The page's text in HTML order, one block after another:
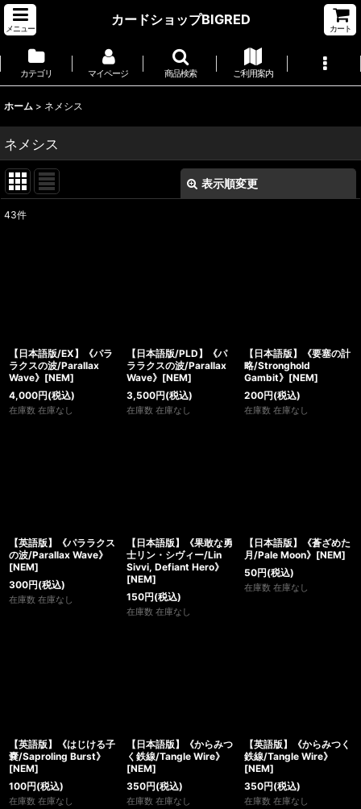
メニュー
カードショップBIGRED
カート
カテゴリ マイページ 商品検索 ご利用案内
ホーム > ネメシス
ネメシス
表示順変更
絞り込む
43件
【日本語版/EX】《パラ
ラクスの波/Parallax
Wave》[NEM]
4,000円(税込)
在庫数 在庫なし
【日本語版/PLD】《パ
ララクスの波/Parallax
Wave》[NEM]
3,500円(税込)
在庫数 在庫なし
【日本語版】《要塞の計
略/Stronghold
Gambit》[NEM]
200円(税込)
在庫数 在庫なし
【英語版】《パララクス
の波/Parallax Wave》
[NEM]
300円(税込)
在庫数 在庫なし
【日本語版】《果敢な勇
士リン・シヴィー/Lin
Sivvi, Defiant Hero》
[NEM]
150円(税込)
在庫数 在庫なし
【日本語版】《蒼ざめた
月/Pale Moon》[NEM]
50円(税込)
在庫数 在庫なし
【英語版】《はじける子
嚢/Saproling Burst》
[NEM]
100円(税込)
在庫数 在庫なし
【日本語版】《からみつ
く鉄線/Tangle Wire》
[NEM]
350円(税込)
在庫数 在庫なし
【英語版】《からみつく
鉄線/Tangle Wire》
[NEM]
350円(税込)
在庫数 在庫なし